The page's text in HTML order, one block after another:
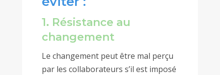
1. Résistance au
changement
Le changement peut être mal perçu
par les collaborateurs s’il est imposé